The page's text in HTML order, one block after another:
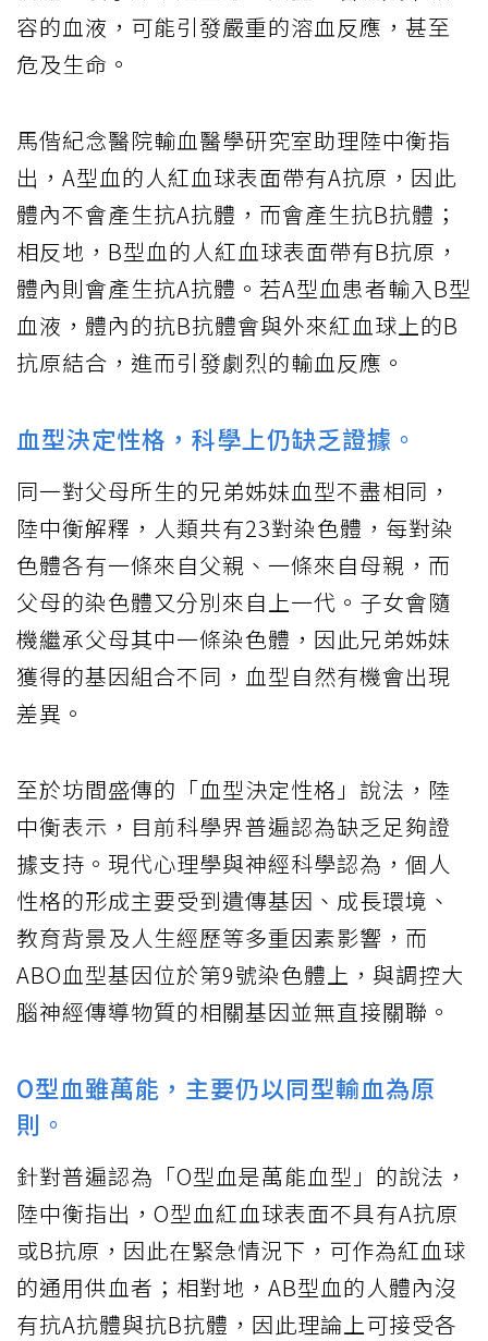
容的血液，可能引發嚴重的溶血反應，甚至
危及生命。
馬偕紀念醫院輸血醫學研究室助理陸中衡指
出，A型血的人紅血球表面帶有A抗原，因此
體內不會產生抗A抗體，而會產生抗B抗體；
相反地，B型血的人紅血球表面帶有B抗原，
體內則會產生抗A抗體。若A型血患者輸入B型
血液，體內的抗B抗體會與外來紅血球上的B
抗原結合，進而引發劇烈的輸血反應。
血型決定性格，科學上仍缺乏證據。
同一對父母所生的兄弟姊妹血型不盡相同，
陸中衡解釋，人類共有23對染色體，每對染
色體各有一條來自父親、一條來自母親，而
父母的染色體又分別來自上一代。子女會隨
機繼承父母其中一條染色體，因此兄弟姊妹
獲得的基因組合不同，血型自然有機會出現
差異。
至於坊間盛傳的「血型決定性格」說法，陸
中衡表示，目前科學界普遍認為缺乏足夠證
據支持。現代心理學與神經科學認為，個人
性格的形成主要受到遺傳基因、成長環境、
教育背景及人生經歷等多重因素影響，而
ABO血型基因位於第9號染色體上，與調控大
腦神經傳導物質的相關基因並無直接關聯。
O型血雖萬能，主要仍以同型輸血為原
則。
針對普遍認為「O型血是萬能血型」的說法，
陸中衡指出，O型血紅血球表面不具有A抗原
或B抗原，因此在緊急情況下，可作為紅血球
的通用供血者；相對地，AB型血的人體內沒
有抗A抗體與抗B抗體，因此理論上可接受各